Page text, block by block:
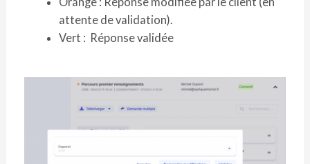
attente de validation).
Vert : Réponse validée